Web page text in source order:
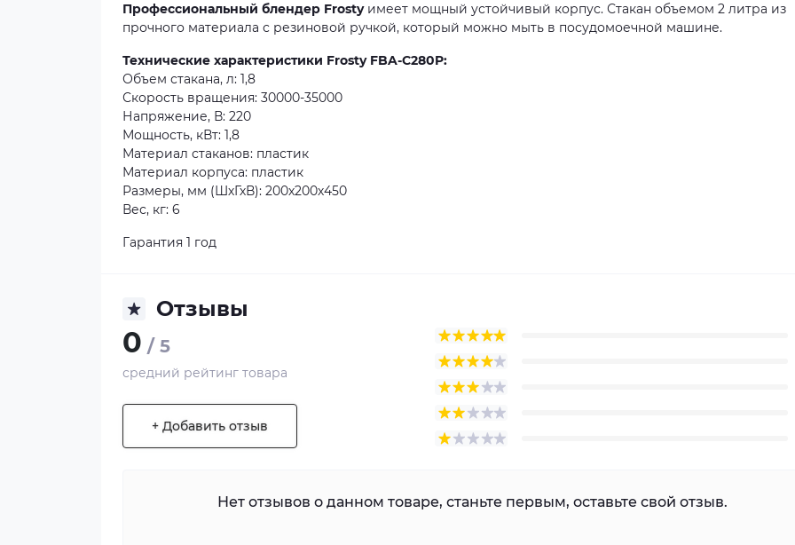
Профессиональный блендер Frоstyимеет мощный устойчивый корпус. Стакан объемом 2 литра из
прочного материала с резиновой ручкой, который можно мыть в посудомоечной машине.
Технические характеристики Frosty FBA-C280P:
Объем стакана, л: 1,8
Скорость вращения: 30000-35000
Напряжение, В: 220
Мощность, кВт: 1,8
Материал стаканов: пластик
Материал корпуса: пластик
Размеры, мм (ШхГхВ): 200х200х450
Вес, кг: 6
Гарантия 1 год
Отзывы
0 / 5
средний рейтинг товара
+ Добавить отзыв
Нет отзывов о данном товаре, станьте первым, оставьте свой отзыв.